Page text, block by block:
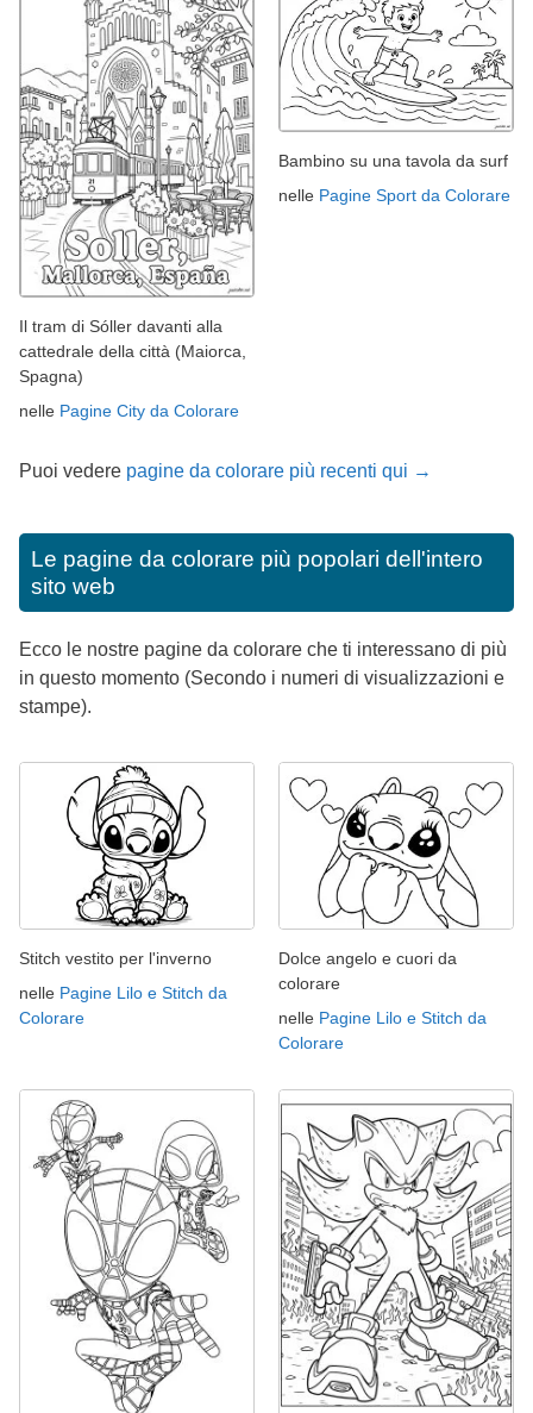
Il tram di Sóller davanti alla
cattedrale della città (Maiorca,
Spagna)
nelle Pagine City da Colorare
Bambino su una tavola da surf
nelle Pagine Sport da Colorare
Puoi vedere pagine da colorare più recenti qui →
Le pagine da colorare più popolari dell'intero
sito web
Ecco le nostre pagine da colorare che ti interessano di più
in questo momento (Secondo i numeri di visualizzazioni e
stampe).
Stitch vestito per l'inverno
nelle Pagine Lilo e Stitch da
Colorare
Dolce angelo e cuori da
colorare
nelle Pagine Lilo e Stitch da
Colorare